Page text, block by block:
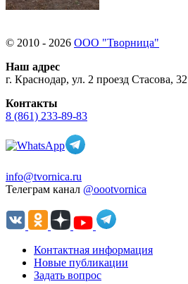
© 2010 - 2026 ООО "Творница"
Наш адрес
г. Краснодар, ул. 2 проезд Стасова, 32
Контакты
8 (861) 233-89-83
info@tvornica.ru
Телеграм канал @oootvornica
Контактная информация
Новые публикации
Задать вопрос